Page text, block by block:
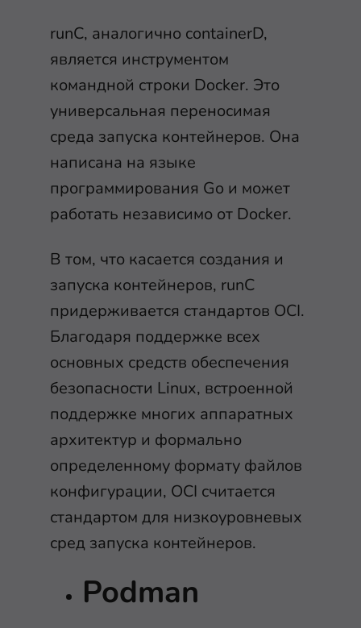
runC, аналогично containerD,
является инструментом
командной строки Docker. Это
универсальная переносимая
среда запуска контейнеров. Она
написана на языке
программирования Go и может
работать независимо от Docker.
В том, что касается создания и
запуска контейнеров, runC
придерживается стандартов OCI.
Благодаря поддержке всех
основных средств обеспечения
безопасности Linux, встроенной
поддержке многих аппаратных
архитектур и формально
определенному формату файлов
конфигурации, OCI считается
стандартом для низкоуровневых
сред запуска контейнеров.
Podman